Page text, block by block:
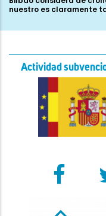
Actividad